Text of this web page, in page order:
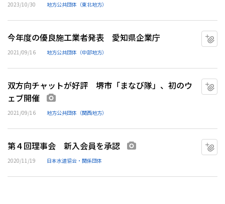
2023/10/30 地方公共団体（東北地方）
今年度の優良施工業者発表 愛知県企業庁
2021/09/16 地方公共団体（中部地方）
双方向チャットが好評 堺市「まなび隊」、初のウ
ェブ開催
2021/09/16 地方公共団体（関西地方）
第４回理事会 新入会員を承認
2020/11/19 日本水道協会・関係団体